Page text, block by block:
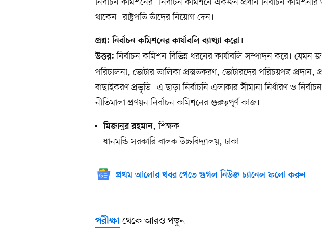
থাকেন। রাষ্ট্রপতি তাঁদের নিয়োগ দেন।
প্রশ্ন: নির্বাচন কমিশনের কার্যাবলি ব্যাখ্যা করো।
উত্তর:নির্বাচন কমিশন বিভিন্ন ধরনের কার্যাবলি সম্পাদন করে। যেমন
পরিচালনা, ভোটার তালিকা প্রস্তুতকরণ, ভোটারদের পরিচয়পত্র প্রদান,
বাছাইকরণ প্রভৃতি। এ ছাড়া নির্বাচনি এলাকার সীমানা নির্ধারণ ও
নীতিমালা প্রণয়ন নির্বাচন কমিশনের গুরুত্বপূর্ণ কাজ।
মিজানুর রহমান, শিক্ষক
ধানমন্ডি সরকারি বালক উচ্চবিদ্যালয়, ঢাকা
প্রথম আলোর খবর পেতে গুগল নিউজ চ্যানেল ফলো করুন
পরীক্ষা থেকে আরও পড়ুন